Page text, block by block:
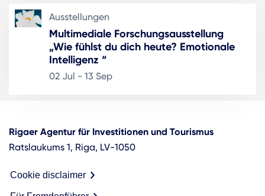
Ausstellungen
Multimediale Forschungsausstellung
„Wie fühlst du dich heute? Emotionale
Intelligenz “
02 Jul - 13 Sep
Rigaer Agentur für Investitionen und Tourismus
Ratslaukums 1, Riga, LV-1050
Cookie disclaimer